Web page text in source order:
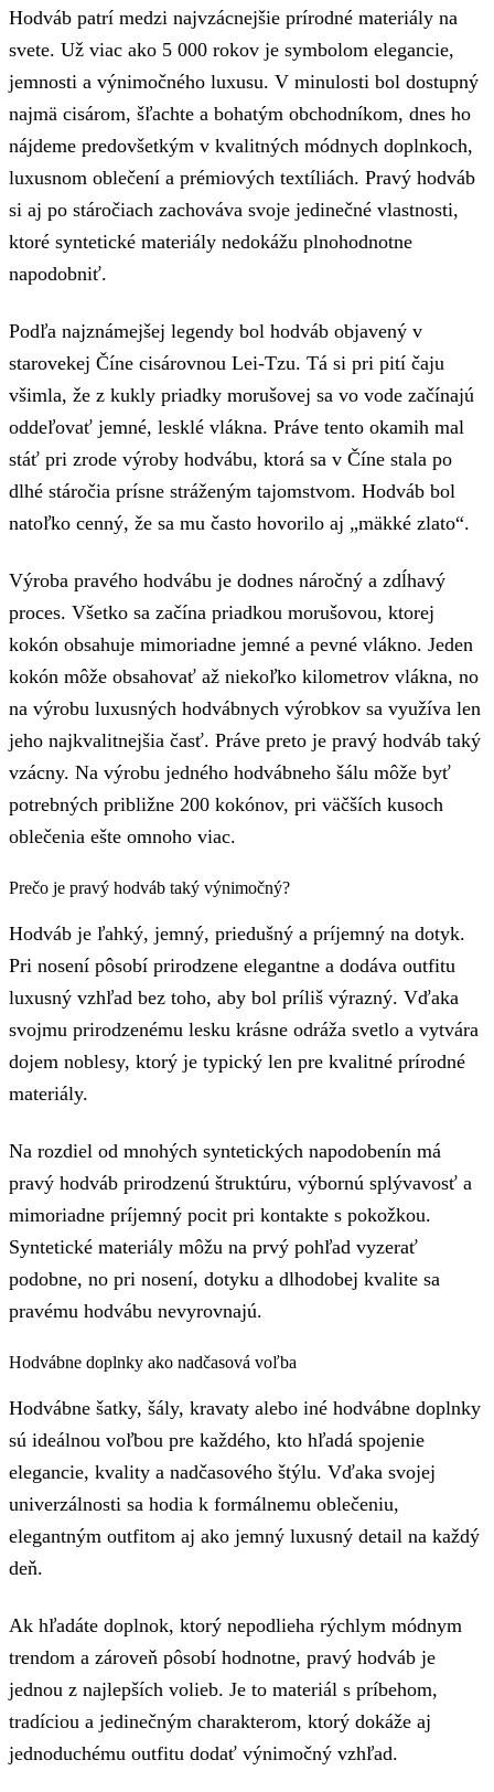
Hodváb patrí medzi najvzácnejšie prírodné materiály na
svete. Už viac ako 5 000 rokov je symbolom elegancie,
jemnosti a výnimočného luxusu. V minulosti bol dostupný
najmä cisárom, šľachte a bohatým obchodníkom, dnes ho
nájdeme predovšetkým v kvalitných módnych doplnkoch,
luxusnom oblečení a prémiových textíliách. Pravý hodváb
si aj po stáročiach zachováva svoje jedinečné vlastnosti,
ktoré syntetické materiály nedokážu plnohodnotne
napodobniť.
Podľa najznámejšej legendy bol hodváb objavený v
starovekej Číne cisárovnou Lei-Tzu. Tá si pri pití čaju
všimla, že z kukly priadky morušovej sa vo vode začínajú
oddeľovať jemné, lesklé vlákna. Práve tento okamih mal
stáť pri zrode výroby hodvábu, ktorá sa v Číne stala po
dlhé stáročia prísne stráženým tajomstvom. Hodváb bol
natoľko cenný, že sa mu často hovorilo aj „mäkké zlato“.
Výroba pravého hodvábu je dodnes náročný a zdĺhavý
proces. Všetko sa začína priadkou morušovou, ktorej
kokón obsahuje mimoriadne jemné a pevné vlákno. Jeden
kokón môže obsahovať až niekoľko kilometrov vlákna, no
na výrobu luxusných hodvábnych výrobkov sa využíva len
jeho najkvalitnejšia časť. Práve preto je pravý hodváb taký
vzácny. Na výrobu jedného hodvábneho šálu môže byť
potrebných približne 200 kokónov, pri väčších kusoch
oblečenia ešte omnoho viac.
Prečo je pravý hodváb taký výnimočný?
Hodváb je ľahký, jemný, priedušný a príjemný na dotyk.
Pri nosení pôsobí prirodzene elegantne a dodáva outfitu
luxusný vzhľad bez toho, aby bol príliš výrazný. Vďaka
svojmu prirodzenému lesku krásne odráža svetlo a vytvára
dojem noblesy, ktorý je typický len pre kvalitné prírodné
materiály.
Na rozdiel od mnohých syntetických napodobenín má
pravý hodváb prirodzenú štruktúru, výbornú splývavosť a
mimoriadne príjemný pocit pri kontakte s pokožkou.
Syntetické materiály môžu na prvý pohľad vyzerať
podobne, no pri nosení, dotyku a dlhodobej kvalite sa
pravému hodvábu nevyrovnajú.
Hodvábne doplnky ako nadčasová voľba
Hodvábne šatky, šály, kravaty alebo iné hodvábne doplnky
sú ideálnou voľbou pre každého, kto hľadá spojenie
elegancie, kvality a nadčasového štýlu. Vďaka svojej
univerzálnosti sa hodia k formálnemu oblečeniu,
elegantným outfitom aj ako jemný luxusný detail na každý
deň.
Ak hľadáte doplnok, ktorý nepodlieha rýchlym módnym
trendom a zároveň pôsobí hodnotne, pravý hodváb je
jednou z najlepších volieb. Je to materiál s príbehom,
tradíciou a jedinečným charakterom, ktorý dokáže aj
jednoduchému outfitu dodať výnimočný vzhľad.